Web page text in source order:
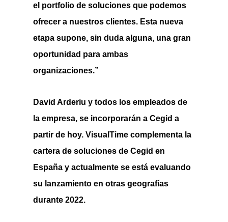
el portfolio de soluciones que podemos
ofrecer a nuestros clientes. Esta nueva
etapa supone, sin duda alguna, una gran
oportunidad para ambas
organizaciones.”
David Arderiu y todos los empleados de
la empresa, se incorporarán a Cegid a
partir de hoy. VisualTime complementa la
cartera de soluciones de Cegid en
España y actualmente se está evaluando
su lanzamiento en otras geografías
durante 2022.